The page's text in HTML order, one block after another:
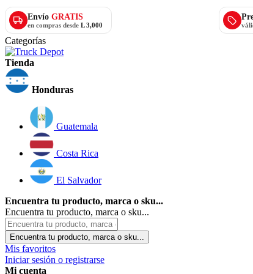
Envío GRATIS
en compras desde L 3,000
Categorías
Tienda
Honduras
Guatemala
Costa Rica
El Salvador
Encuentra tu producto, marca o sku...
Encuentra tu producto, marca o sku...
Encuentra tu producto, marca o sku...
Mis favoritos
Iniciar sesión o registrarse
Mi cuenta